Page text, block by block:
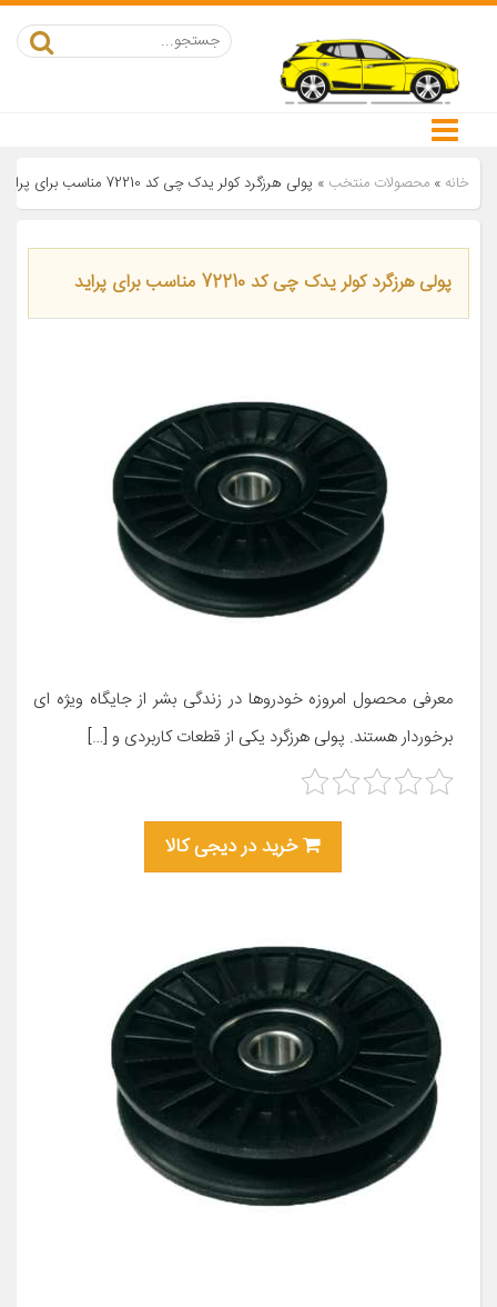
خانه » محصولات منتخب » پولی هرزگرد کولر یدک چی کد 72210 مناسب برای پراید
پولی هرزگرد کولر یدک چی کد 72210 مناسب برای پراید
معرفی محصول امروزه خودروها در زندگی بشر از جایگاه ویژه ای
برخوردار هستند. پولی هرزگرد یکی از قطعات کاربردی و […]
خرید در دیجی کالا